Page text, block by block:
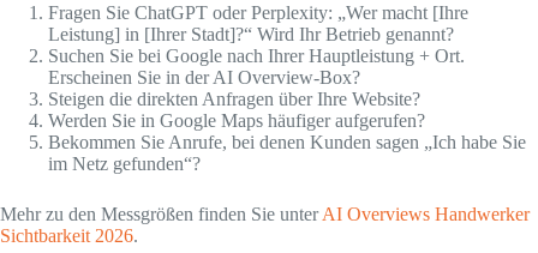
Fragen Sie ChatGPT oder Perplexity: „Wer macht [Ihre
Leistung] in [Ihrer Stadt]?“ Wird Ihr Betrieb genannt?
Suchen Sie bei Google nach Ihrer Hauptleistung + Ort.
Erscheinen Sie in der AI Overview-Box?
Steigen die direkten Anfragen über Ihre Website?
Werden Sie in Google Maps häufiger aufgerufen?
Bekommen Sie Anrufe, bei denen Kunden sagen „Ich habe Sie
im Netz gefunden“?
Mehr zu den Messgrößen finden Sie unterAI Overviews Handwerker
Sichtbarkeit 2026.